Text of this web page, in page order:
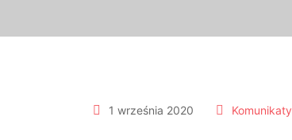
1 września 2020 Komunikaty